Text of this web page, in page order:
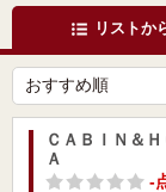
リストか
ＣＡＢＩＮ＆
Ａ
-